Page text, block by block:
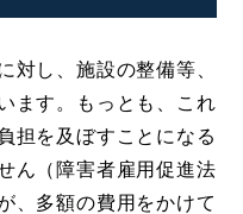
対し、施設の整備等、
ます。もっとも、これ
担を及ぼすことになる
ん（障害者雇用促進法
、多額の費用をかけて